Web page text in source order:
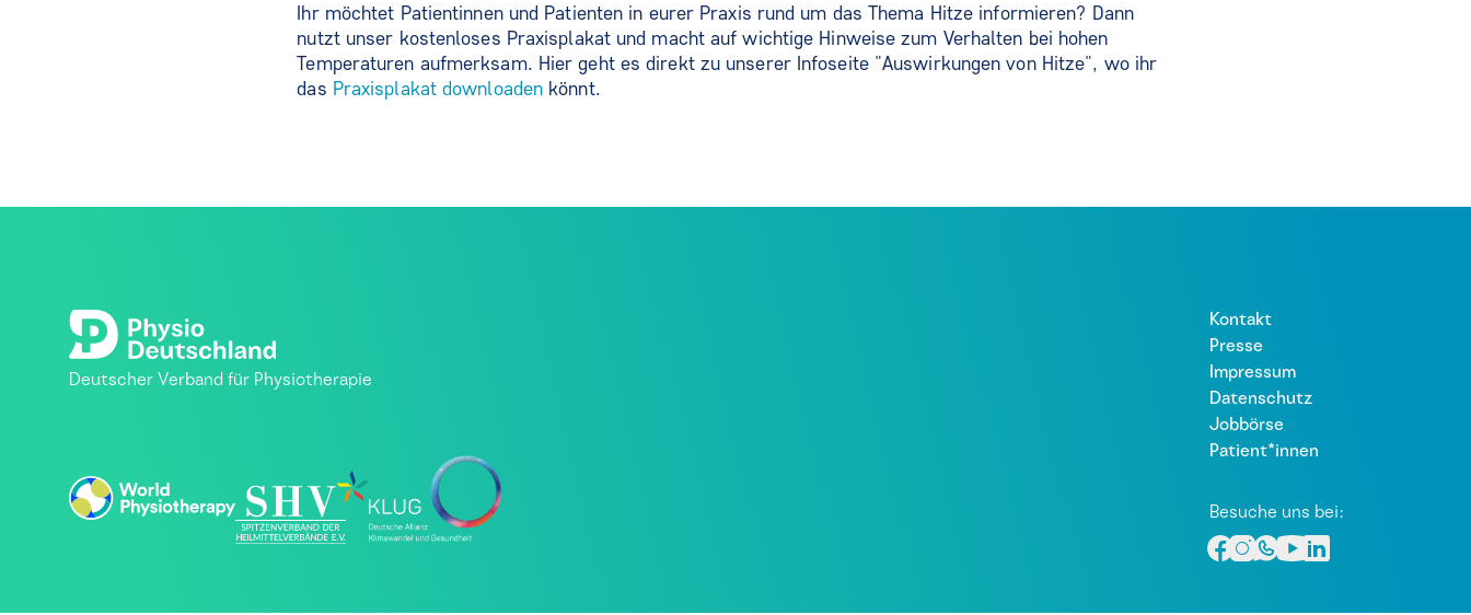
Ihr möchtet Patientinnen und Patienten in eurer Praxis rund um das Thema Hitze informieren? Dann
nutzt unser kostenloses Praxisplakat und macht auf wichtige Hinweise zum Verhalten bei hohen
Temperaturen aufmerksam. Hier geht es direkt zu unserer Infoseite "Auswirkungen von Hitze", wo ihr
das Praxisplakat downloaden könnt.
Deutscher Verband für Physiotherapie
Kontakt
Presse
Impressum
Datenschutz
Jobbörse
Patient*innen
Besuche uns bei: